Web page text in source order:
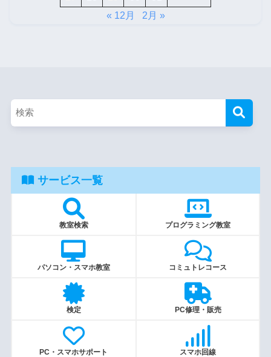
« 12月
2月 »
サービス一覧
教室検索 プログラミング教室
パソコン・スマホ教室 コミュトレコース
検定 PC修理・販売
PC・スマホサポート スマホ回線